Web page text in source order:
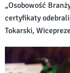
„Osobowość
certyfikaty
Tokarski,